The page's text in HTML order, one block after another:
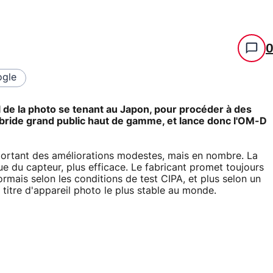
0
la photo se tenant au Japon, pour procéder à des
grand public haut de gamme, et lance donc l'OM-D
des améliorations modestes, mais en nombre. La
du capteur, plus efficace. Le fabricant promet toujours
selon les conditions de test CIPA, et plus selon un
d'appareil photo le plus stable au monde.